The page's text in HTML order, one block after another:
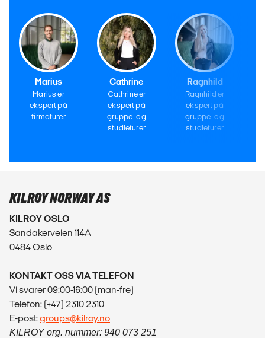
Marius
Marius er
ekspert på
firmaturer
Cathrine
Cathrine er
ekspert på
gruppe- og
studieturer
Ragnhild
Ragnhild er
ekspert på
gruppe- og
studieturer
KILROY NORWAY AS
KILROY OSLO
Sandakerveien 114A
0484 Oslo
KONTAKT OSS VIA TELEFON
Vi svarer 09:00-16:00 (man-fre)
Telefon: (+47) 2310 2310
E-post:groups@kilroy.no
KILROY org. nummer: 940 073 251